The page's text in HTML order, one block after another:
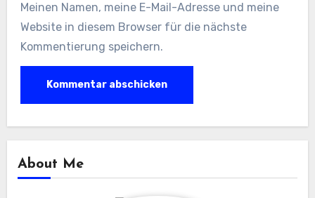
Meinen Namen, meine E-Mail-Adresse und meine
Website in diesem Browser für die nächste
Kommentierung speichern.
About Me